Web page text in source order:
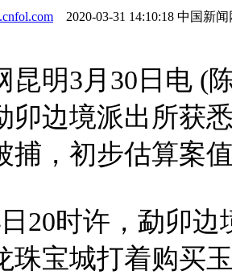
2020-03-31 14:10:18 中国新闻
3月30日电 (陈
卯边境派出所获
捕，初步估算案
时许，勐卯边
珠宝城打着购买